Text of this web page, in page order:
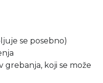
se posebno)
grebanja, koji se može